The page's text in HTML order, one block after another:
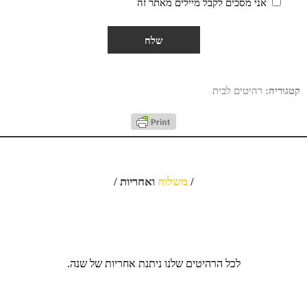
אני מסכים לקבל מיילים מאתר זה
קטגוריה: רהיטים לבית
/משלוח ואחריות /
לכל הרהיטים שלנו ניתנת אחריות של שנה.